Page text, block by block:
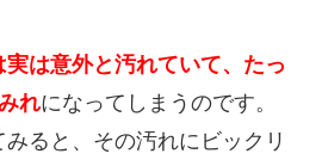
は意外と汚れていて、たっ
れになってしまうのです。
ると、その汚れにビックリ